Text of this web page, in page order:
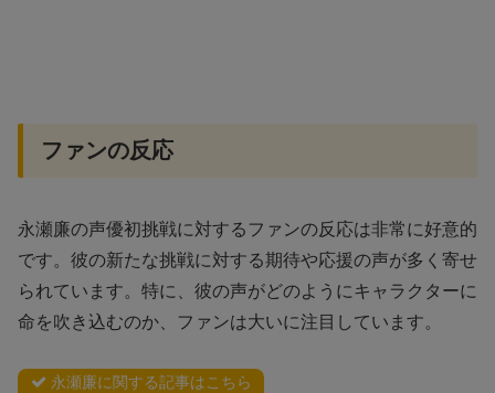
ファンの反応
永瀬廉の声優初挑戦に対するファンの反応は非常に好意的
です。彼の新たな挑戦に対する期待や応援の声が多く寄せ
られています。特に、彼の声がどのようにキャラクターに
命を吹き込むのか、ファンは大いに注目しています。
永瀬廉に関する記事はこちら